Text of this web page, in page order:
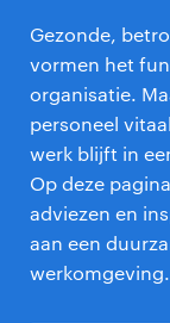
Gezonde,
vormen het
organisatie.
personeel
werk blijft in
Op deze
adviezen en
aan een
werkomgeving.